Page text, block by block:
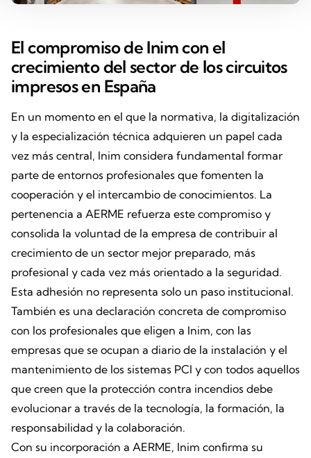
El compromiso de Inim con el
crecimiento del sector de los circuitos
impresos en España
En un momento en el que la normativa, la digitalización
y la especialización técnica adquieren un papel cada
vez más central, Inim considera fundamental formar
parte de entornos profesionales que fomenten la
cooperación y el intercambio de conocimientos. La
pertenencia a AERME refuerza este compromiso y
consolida la voluntad de la empresa de contribuir al
crecimiento de un sector mejor preparado, más
profesional y cada vez más orientado a la seguridad.
Esta adhesión no representa solo un paso institucional.
También es una declaración concreta de compromiso
con los profesionales que eligen a Inim, con las
empresas que se ocupan a diario de la instalación y el
mantenimiento de los sistemas PCI y con todos aquellos
que creen que la protección contra incendios debe
evolucionar a través de la tecnología, la formación, la
responsabilidad y la colaboración.
Con su incorporación a AERME, Inim confirma su